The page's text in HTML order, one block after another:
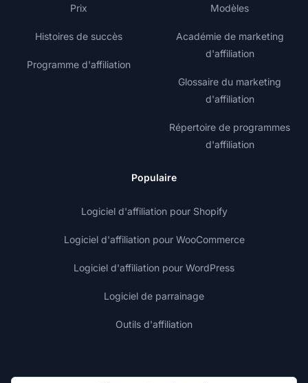
Prix
Histoires de succès
Programme d'affiliation
Modèles
Académie de marketing
d'affiliation
Glossaire du marketing
d'affiliation
Répertoire de programmes
d'affiliation
Populaire
Logiciel d'affiliation pour Shopify
Logiciel d'affiliation pour WooCommerce
Logiciel d'affiliation pour WordPress
Logiciel de parrainage
Outils d'affiliation